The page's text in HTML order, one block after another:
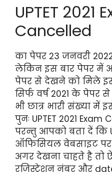
UPTET 2021
Cancelled
का पेपर 23 जनवरी
लेकिन इस बार पेपर में
पेपर से देखने को मिले
सिर्फ वर्ष 2021 के
भी छात्र भारी संख्या में
पुनः UPTET 2021
परन्तु आपको बता दें कि
ऑफिसियल वेबसाइट
अगर देखना चाहते है
रजिस्ट्रेशन नंबर और